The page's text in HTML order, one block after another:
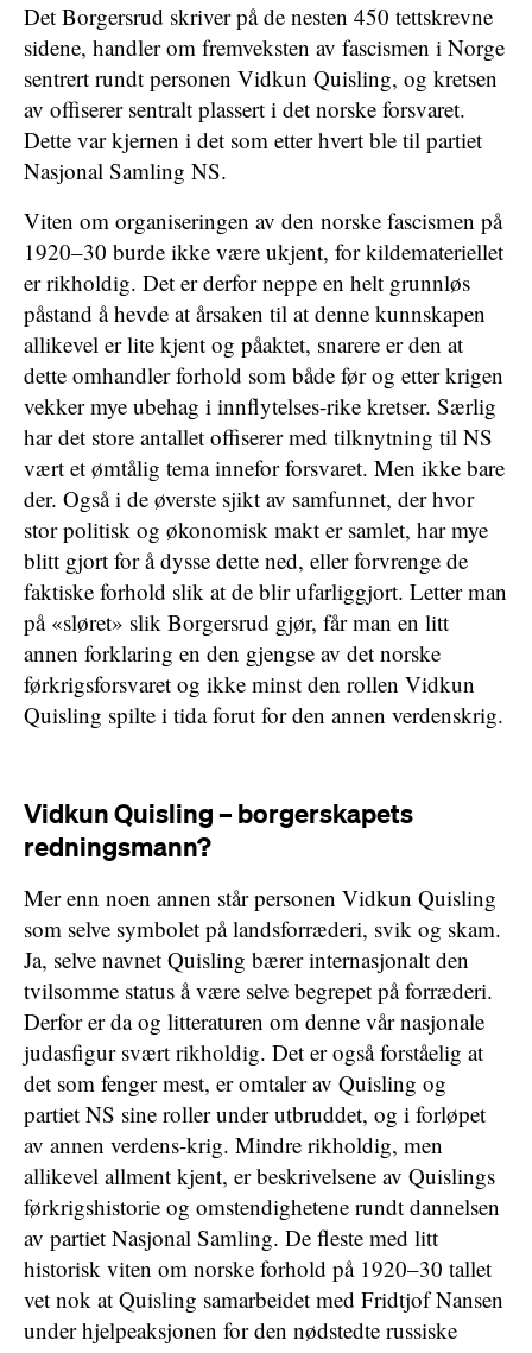
Det Borgersrud skriver på de nesten 450 tettskrevne
sidene, handler om fremveksten av fascismen i Norge
sentrert rundt personen Vidkun Quisling, og kretsen
av offiserer sentralt plassert i det norske forsvaret.
Dette var kjernen i det som etter hvert ble til partiet
Nasjonal Samling NS.
Viten om organiseringen av den norske fascismen på
1920–30 burde ikke være ukjent, for kildemateriellet
er rikholdig. Det er derfor neppe en helt grunnløs
påstand å hevde at årsaken til at denne kunnskapen
allikevel er lite kjent og påaktet, snarere er den at
dette omhandler forhold som både før og etter krigen
vekker mye ubehag i innflytelses-rike kretser. Særlig
har det store antallet offiserer med tilknytning til NS
vært et ømtålig tema innefor forsvaret. Men ikke bare
der. Også i de øverste sjikt av samfunnet, der hvor
stor politisk og økonomisk makt er samlet, har mye
blitt gjort for å dysse dette ned, eller forvrenge de
faktiske forhold slik at de blir ufarliggjort. Letter man
på «sløret» slik Borgersrud gjør, får man en litt
annen forklaring en den gjengse av det norske
førkrigsforsvaret og ikke minst den rollen Vidkun
Quisling spilte i tida forut for den annen verdenskrig.
Vidkun Quisling – borgerskapets
redningsmann?
Mer enn noen annen står personen Vidkun Quisling
som selve symbolet på landsforræderi, svik og skam.
Ja, selve navnet Quisling bærer internasjonalt den
tvilsomme status å være selve begrepet på forræderi.
Derfor er da og litteraturen om denne vår nasjonale
judasfigur svært rikholdig. Det er også forståelig at
det som fenger mest, er omtaler av Quisling og
partiet NS sine roller under utbruddet, og i forløpet
av annen verdens-krig. Mindre rikholdig, men
allikevel allment kjent, er beskrivelsene av Quislings
førkrigshistorie og omstendighetene rundt dannelsen
av partiet Nasjonal Samling. De fleste med litt
historisk viten om norske forhold på 1920–30 tallet
vet nok at Quisling samarbeidet med Fridtjof Nansen
under hjelpeaksjonen for den nødstedte russiske